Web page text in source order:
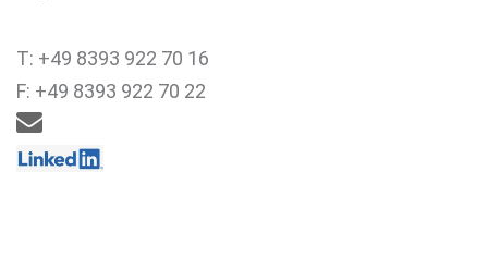
T: +49 8393 922 70 16
F: +49 8393 922 70 22
